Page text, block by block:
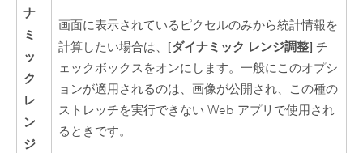
ナ
ミ
ッ
ク
レ
ン
ジ
画面に表示されているピクセルのみから統計情報を
計算したい場合は、 [ダイナミック レンジ調整] チ
ェックボックスをオンにします。一般にこのオプシ
ョンが適用されるのは、画像が公開され、この種の
ストレッチを実行できない Web アプリで使用され
るときです。